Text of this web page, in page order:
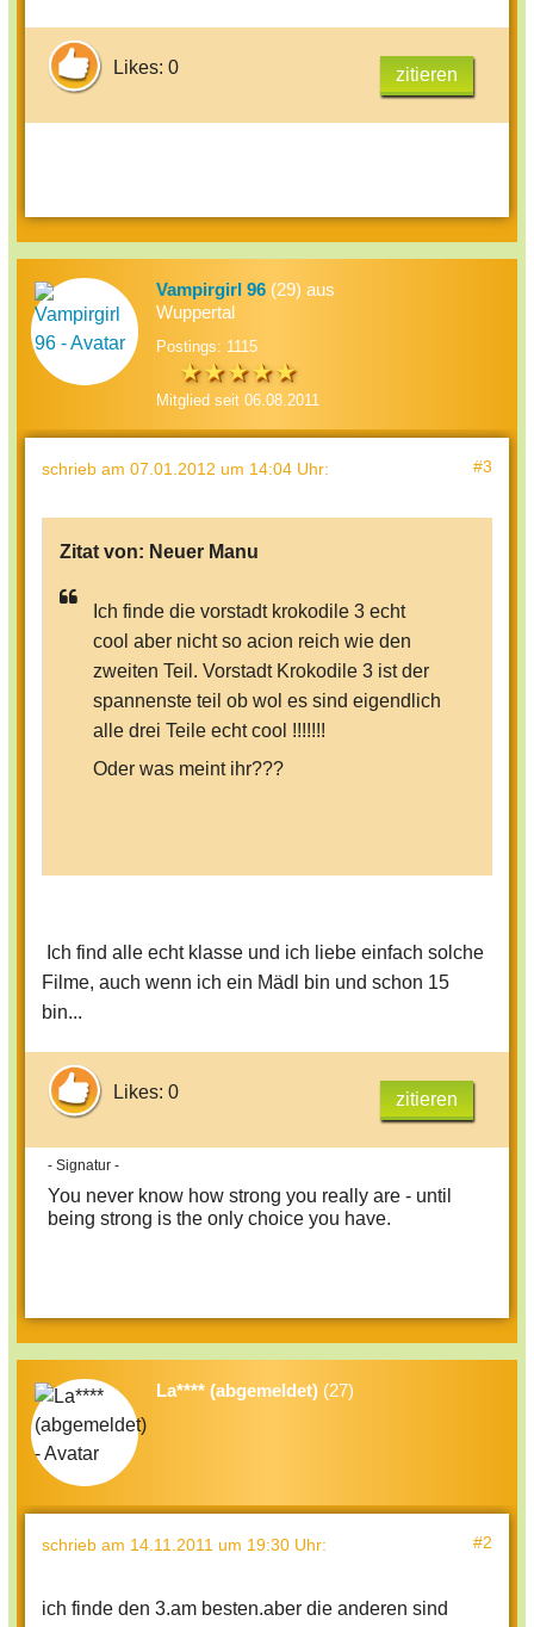
Likes: 0 zitieren
Vampirgirl 96 (29) aus
Wuppertal
Postings: 1115
Mitglied seit 06.08.2011
schrieb am 07.01.2012 um 14:04 Uhr: #3
Zitat von: Neuer Manu
Ich finde die vorstadt krokodile 3 echt
cool aber nicht so acion reich wie den
zweiten Teil. Vorstadt Krokodile 3 ist der
spannenste teil ob wol es sind eigendlich
alle drei Teile echt cool !!!!!!!
Oder was meint ihr???
Ich find alle echt klasse und ich liebe einfach solche
Filme, auch wenn ich ein Mädl bin und schon 15
bin...
Likes: 0 zitieren
- Signatur -
You never know how strong you really are - until
being strong is the only choice you have.
La**** (abgemeldet) (27)
schrieb am 14.11.2011 um 19:30 Uhr: #2
ich finde den 3.am besten.aber die anderen sind